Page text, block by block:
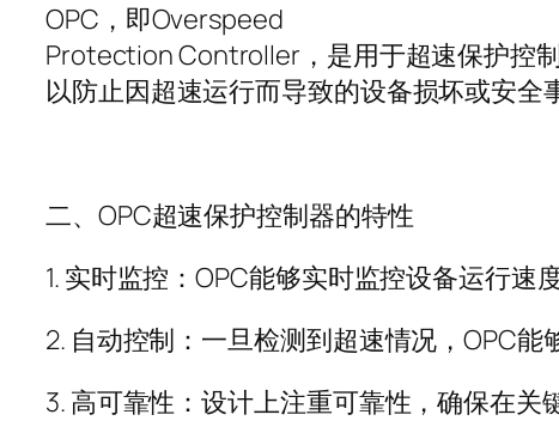
OPC ，即Overspeed
Protection Controller ，是用于超速保护控
以防止因超速运行而导致的设备损坏或安全
二、 OPC超速保护控制器的特性
1. 实时监控：OPC能够实时监控设备运行速
2. 自动控制：一旦检测到超速情况，OPC能
3. 高可靠性：设计上注重可靠性，确保在关